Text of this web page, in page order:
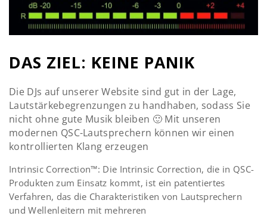
DAS ZIEL: KEINE PANIK
Die DJs auf unserer Website sind gut in der Lage,
Lautstärkebegrenzungen zu handhaben, sodass Sie
nicht ohne gute Musik bleiben 🙂 Mit unseren
modernen QSC-Lautsprechern können wir einen
kontrollierten Klang erzeugen
Intrinsic Correction™: Die Intrinsic Correction, die in QSC-
Produkten zum Einsatz kommt, ist ein patentiertes
Verfahren, das die Charakteristiken von Lautsprechern
und Wellenleitern mit mehreren